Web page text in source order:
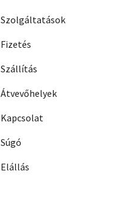
Szolgáltatások
Fizetés
Szállítás
Átvevőhelyek
Kapcsolat
Súgó
Elállás